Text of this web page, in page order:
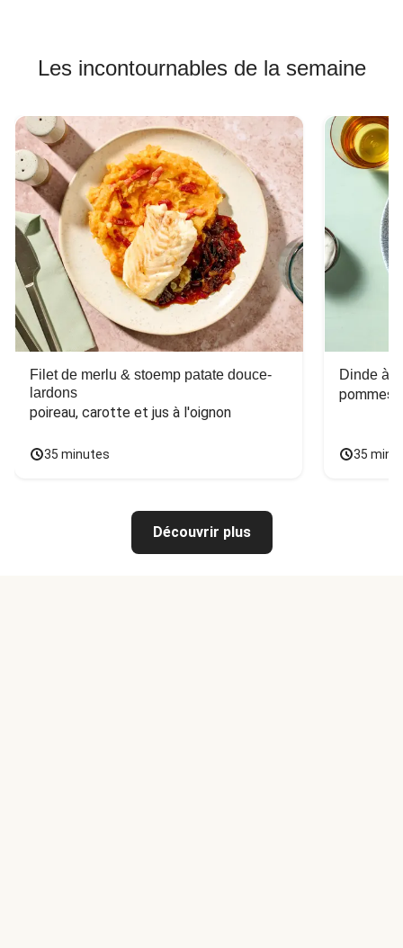
Les incontournables de la semaine
Filet de merlu & stoemp patate douce-
lardons
poireau, carotte et jus à l'oignon
35 minutes
Dinde à
pommes
35
Découvrir plus